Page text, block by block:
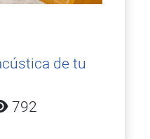
de tu
792